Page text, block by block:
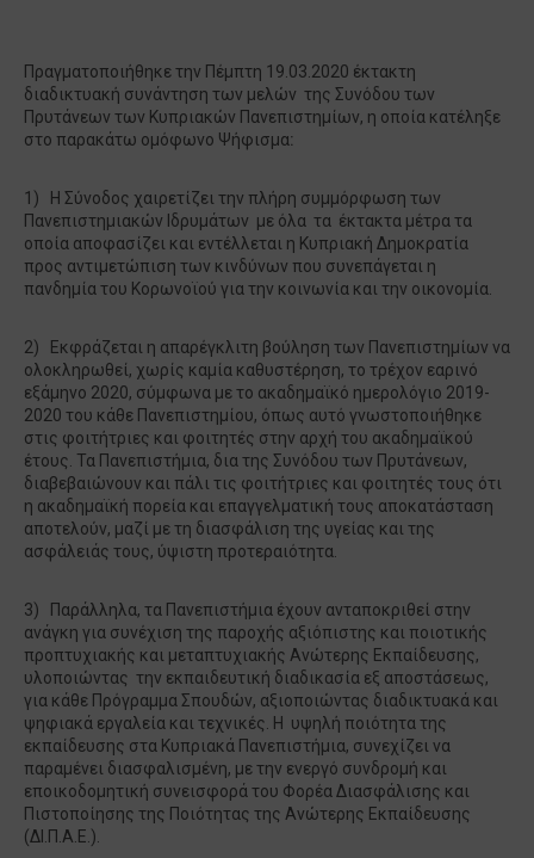
Πραγματοποιήθηκε την Πέμπτη 19.03.2020 έκτακτη
διαδικτυακή συνάντηση των μελών της Συνόδου των
Πρυτάνεων των Κυπριακών Πανεπιστημίων, η οποία κατέληξε
στο παρακάτω ομόφωνο Ψήφισμα:
1) Η Σύνοδος χαιρετίζει την πλήρη συμμόρφωση των
Πανεπιστημιακών Ιδρυμάτων με όλα τα έκτακτα μέτρα τα
οποία αποφασίζει και εντέλλεται η Κυπριακή Δημοκρατία
προς αντιμετώπιση των κινδύνων που συνεπάγεται η
πανδημία του Κορωνοϊού για την κοινωνία και την οικονομία.
2) Εκφράζεται η απαρέγκλιτη βούληση των Πανεπιστημίων να
ολοκληρωθεί, χωρίς καμία καθυστέρηση, το τρέχον εαρινό
εξάμηνο 2020, σύμφωνα με το ακαδημαϊκό ημερολόγιο 2019-
2020 του κάθε Πανεπιστημίου, όπως αυτό γνωστοποιήθηκε
στις φοιτήτριες και φοιτητές στην αρχή του ακαδημαϊκού
έτους. Τα Πανεπιστήμια, δια της Συνόδου των Πρυτάνεων,
διαβεβαιώνουν και πάλι τις φοιτήτριες και φοιτητές τους ότι
η ακαδημαϊκή πορεία και επαγγελματική τους αποκατάσταση
αποτελούν, μαζί με τη διασφάλιση της υγείας και της
ασφάλειάς τους, ύψιστη προτεραιότητα.
3) Παράλληλα, τα Πανεπιστήμια έχουν ανταποκριθεί στην
ανάγκη για συνέχιση της παροχής αξιόπιστης και ποιοτικής
προπτυχιακής και μεταπτυχιακής Ανώτερης Εκπαίδευσης,
υλοποιώντας την εκπαιδευτική διαδικασία εξ αποστάσεως,
για κάθε Πρόγραμμα Σπουδών, αξιοποιώντας διαδικτυακά και
ψηφιακά εργαλεία και τεχνικές. Η υψηλή ποιότητα της
εκπαίδευσης στα Κυπριακά Πανεπιστήμια, συνεχίζει να
παραμένει διασφαλισμένη, με την ενεργό συνδρομή και
εποικοδομητική συνεισφορά του Φορέα Διασφάλισης και
Πιστοποίησης της Ποιότητας της Ανώτερης Εκπαίδευσης
(ΔΙ.Π.Α.Ε.).